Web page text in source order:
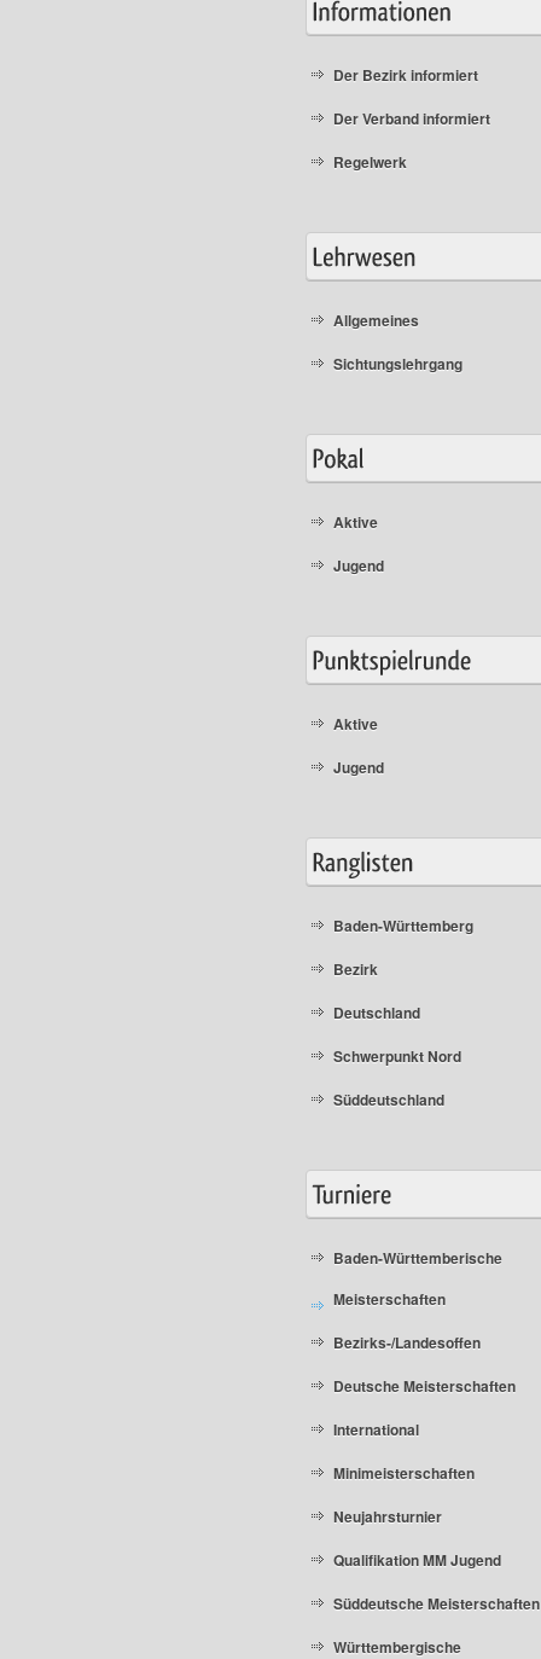
Der Bezirk informiert
Der Verband informiert
Regelwerk
Allgemeines
Sichtungslehrgang
Aktive
Jugend
Aktive
Jugend
Baden-Württemberg
Bezirk
Deutschland
Schwerpunkt Nord
Süddeutschland
Baden-Württemberische
Meisterschaften
Bezirks-/Landesoffen
Deutsche Meisterschaften
International
Minimeisterschaften
Neujahrsturnier
Qualifikation MM Jugend
Süddeutsche Meisterschaften
Württembergische